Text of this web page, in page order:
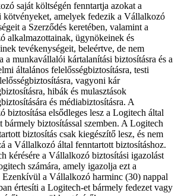
saját költségén fenntartja azokat a
kötvényeket, amelyek fedezik a Vállalkozó
a Szerződés keretében, valamint a
alkalmazottainak, ügynökeinek és
tevékenységeit, beleértve, de nem
a munkavállalói kártalanítási biztosításra és a
általános felelősségbiztosításra, testi
vagyoni kár
hibák és mulasztások
és médiabiztosításra. A
biztosítása elsődleges lesz a Logitech által
bármely biztosítással szemben. A Logitech
biztosítás csak kiegészítő lesz, és nem
a Vállalkozó által fenntartott biztosításhoz.
kérésére a Vállalkozó biztosítási igazolást
számára, amely igazolja ezt a
Ezenkívül a Vállalkozó harminc (30) nappal
értesíti a Logitech-et bármely fedezet vagy